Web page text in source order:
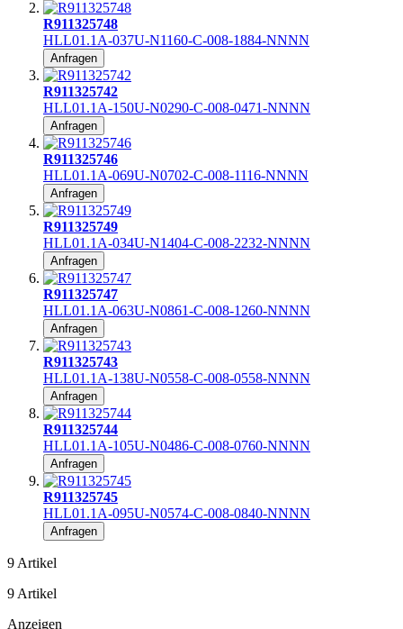
R911325748
HLL01.1A-037U-N1160-C-008-1884-NNNN
Anfragen
R911325742
HLL01.1A-150U-N0290-C-008-0471-NNNN
Anfragen
R911325746
HLL01.1A-069U-N0702-C-008-1116-NNNN
Anfragen
R911325749
HLL01.1A-034U-N1404-C-008-2232-NNNN
Anfragen
R911325747
HLL01.1A-063U-N0861-C-008-1260-NNNN
Anfragen
R911325743
HLL01.1A-138U-N0558-C-008-0558-NNNN
Anfragen
R911325744
HLL01.1A-105U-N0486-C-008-0760-NNNN
Anfragen
R911325745
HLL01.1A-095U-N0574-C-008-0840-NNNN
Anfragen
9 Artikel
9 Artikel
Anzeigen